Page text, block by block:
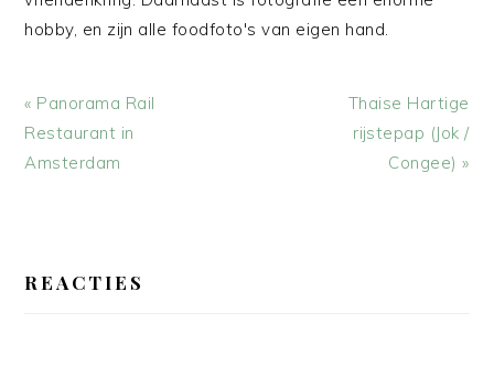
hobby, en zijn alle foodfoto's van eigen hand.
Vorig
bericht:
« Panorama Rail
Restaurant in
Amsterdam
Volgend
bericht:
Thaise Hartige
rijstepap (Jok /
Congee) »
INTERACTIES
REACTIES